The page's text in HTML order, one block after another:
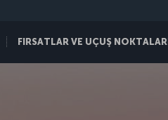
FIRSATLAR VE UÇUŞ NOKTALARI